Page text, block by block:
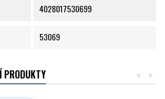
4028017530699
53069
PRODUKTY >
<